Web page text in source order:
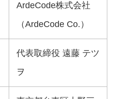
ArdeCode株式会社
（ArdeCode Co.）
代表取締役 遠藤 テツ
ヲ